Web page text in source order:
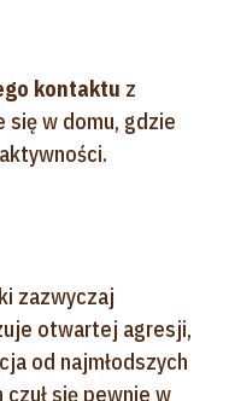
kontaktu z
w domu, gdzie
zazwyczaj
otwartej agresji,
od najmłodszych
się pewnie w